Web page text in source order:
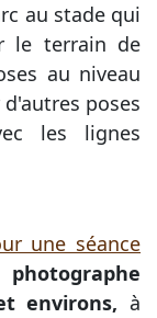
au stade qui
le terrain de
au niveau
poses
les lignes
une séance
photographe
environs, à